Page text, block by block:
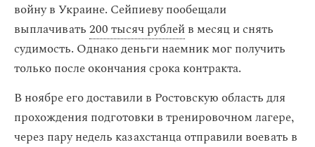
войну в Украине. Сейпиеву пообещали
выплачивать200 тысяч рублейв месяц и снять
судимость. Однако деньги наемник мог получить
только после окончания срока контракта.
В ноябре его доставили в Ростовскую область для
прохождения подготовки в тренировочном лагере,
через пару недель казахстанца отправили воевать в